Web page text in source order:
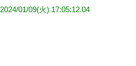
2024/01/09(火) 17:05:12.04